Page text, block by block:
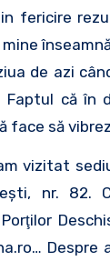
fericire
de azi
Faptul că în
face să
vizitat
nr. 82.
Despre